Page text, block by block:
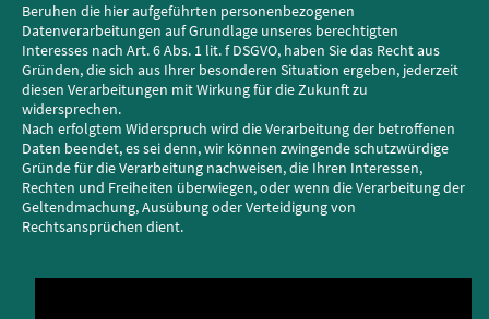
Beruhen die hier aufgeführten personenbezogenen
Datenverarbeitungen auf Grundlage unseres berechtigten
Interesses nach Art. 6 Abs. 1 lit. f DSGVO, haben Sie das Recht aus
Gründen, die sich aus Ihrer besonderen Situation ergeben, jederzeit
diesen Verarbeitungen mit Wirkung für die Zukunft zu
widersprechen.
Nach erfolgtem Widerspruch wird die Verarbeitung der betroffenen
Daten beendet, es sei denn, wir können zwingende schutzwürdige
Gründe für die Verarbeitung nachweisen, die Ihren Interessen,
Rechten und Freiheiten überwiegen, oder wenn die Verarbeitung der
Geltendmachung, Ausübung oder Verteidigung von
Rechtsansprüchen dient.